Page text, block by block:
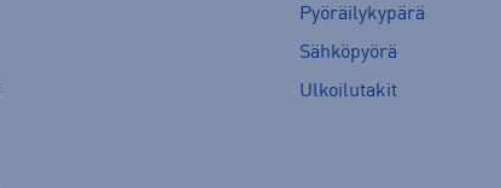
Pyöräilykypärä
Sähköpyörä
Ulkoilutakit